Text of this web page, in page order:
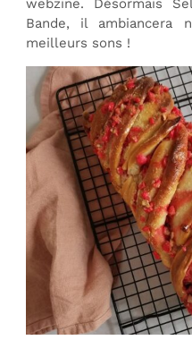
webzine. Désormais
Bande, il ambiancera
meilleurs sons !